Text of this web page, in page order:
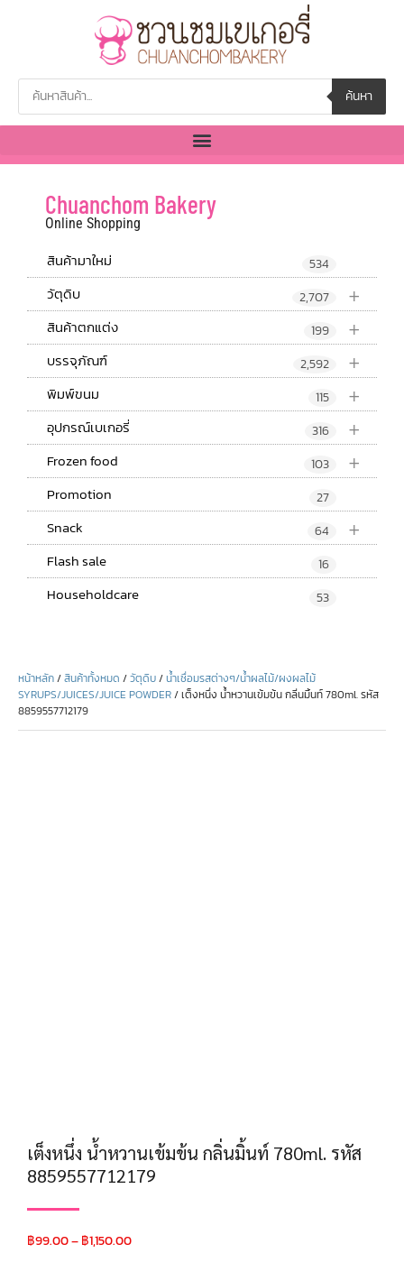
ค้นหา
Chuanchom Bakery
Online Shopping
สินค้ามาใหม่ 534
+
วัตุดิบ 2,707
+
สินค้าตกแต่ง 199
+
บรรจุภัณฑ์ 2,592
+
พิมพ์ขนม 115
+
อุปกรณ์เบเกอรี่ 316
+
Frozen food 103
Promotion 27
+
Snack 64
Flash sale 16
Householdcare 53
หน้าหลัก/สินค้าทั้งหมด /วัตุดิบ/น้ำเชื่อมรสต่างๆ/น้ำผลไม้/ผงผลไม้
SYRUPS/JUICES/JUICE POWDER/ เต็งหนึ่ง น้ำหวานเข้มข้น กลิ่นมิ้นท์ 780ml. รหัส
8859557712179
เต็งหนึ่ง น้ำหวานเข้มข้น กลิ่นมิ้นท์ 780ml. รหัส
8859557712179
฿99.00–฿1,150.00